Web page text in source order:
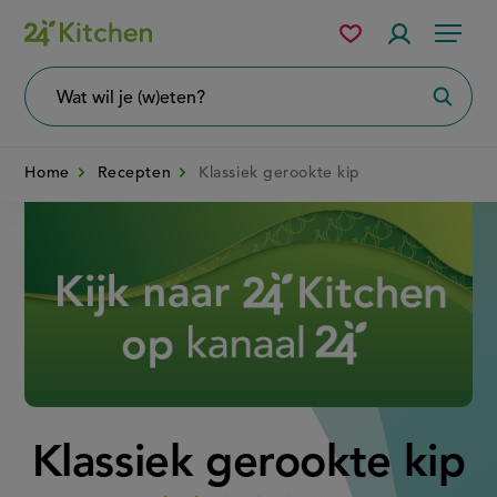
Overslaan
en
naar
Menu
wil
Mijn
bewaarde
Home Recepten Klassiek gerookte kip
Klassiek gerookte kip